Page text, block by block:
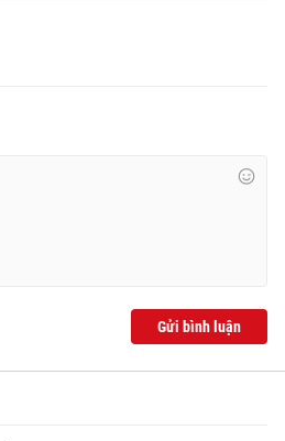
Gửi bình luận